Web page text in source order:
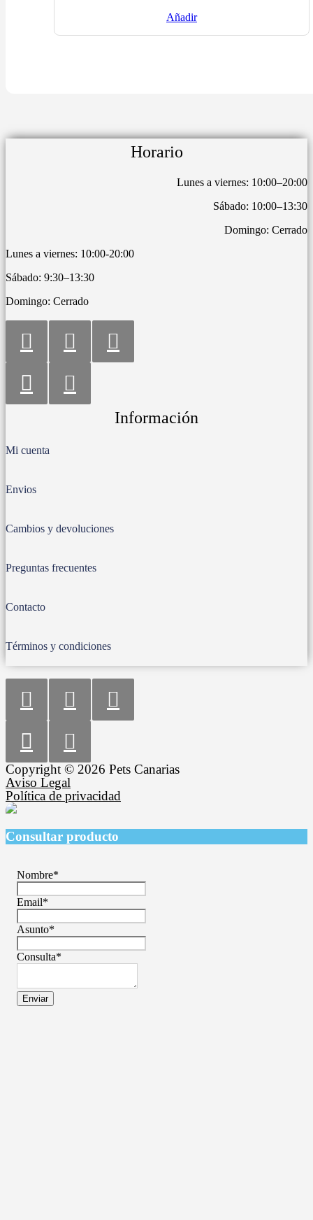
Añadir
Horario
Lunes a viernes: 10:00–20:00
Sábado: 10:00–13:30
Domingo: Cerrado
Lunes a viernes: 10:00-20:00
Sábado: 9:30–13:30
Domingo: Cerrado
Información
Mi cuenta
Envios
Cambios y devoluciones
Preguntas frecuentes
Contacto
Términos y condiciones
Copyright © 2026 Pets Canarias
Aviso Legal
Política de privacidad
Consultar producto
Nombre*
Email*
Asunto*
Consulta*
Enviar